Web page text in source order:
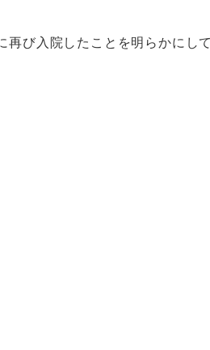
び入院したことを明らかにし